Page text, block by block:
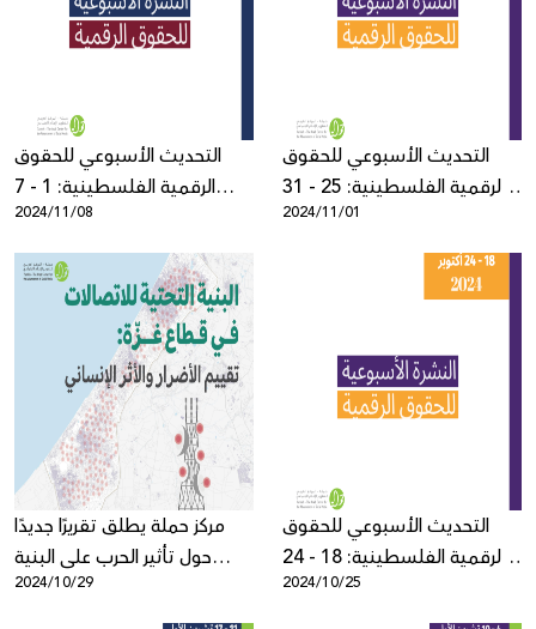
التحديث الأسبوعي للحقوق
الرقمية الفلسطينية: 1 - 7
تشرين الثاني
2024/11/08
التحديث الأسبوعي للحقوق
الرقمية الفلسطينية: 25 - 31
أكتوبر
2024/11/01
مركز حملة يطلق تقريرًا جديدًا
حول تأثير الحرب على البنية
التحتية للاتصالات في غزة
2024/10/29
التحديث الأسبوعي للحقوق
الرقمية الفلسطينية: 18 - 24
أكتوبر
2024/10/25